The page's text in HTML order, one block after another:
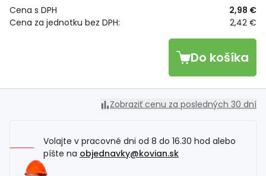
Cena za jednotku bez DPH: 2,42 €
Cena s DPH 2,98 €
Do košíka
Zobraziť cenu za posledných 30 dní
Volajte v pracovné dni od 8 do 16.30 hod alebo
píšte na objednavky@kovian.sk